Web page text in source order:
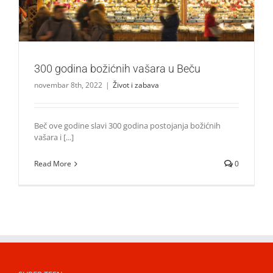
300 godina božićnih vašara u Beču
novembar 8th, 2022 | Život i zabava
Beč ove godine slavi 300 godina postojanja božićnih
vašara i [...]
Read More 0